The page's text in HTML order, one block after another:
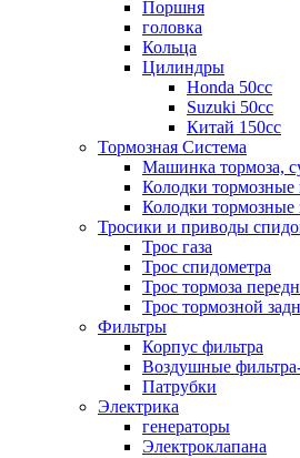
Поршня
головка
Кольца
Цилиндры
Honda 50сс
Suzuki 50cc
Китай 150сс
Тормозная Система
Машинка тормоза,
Колодки тормозные
Колодки тормозные
Тросики и приводы
Трос газа
Трос спидометра
Трос тормоза
Трос тормозной
Фильтры
Корпус фильтра
Воздушные
Патрубки
Электрика
генераторы
Электроклапана